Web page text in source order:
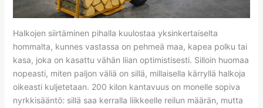
Halkojen siirtäminen pihalla kuulostaa yksinkertaiselta
hommalta, kunnes vastassa on pehmeä maa, kapea polku tai
kasa, joka on kasattu vähän liian optimistisesti. Silloin huomaa
nopeasti, miten paljon väliä on sillä, millaisella kärryllä halkoja
oikeasti kuljetetaan. 200 kilon kantavuus on monelle sopiva
nyrkkisääntö: sillä saa kerralla liikkeelle reilun määrän, mutta